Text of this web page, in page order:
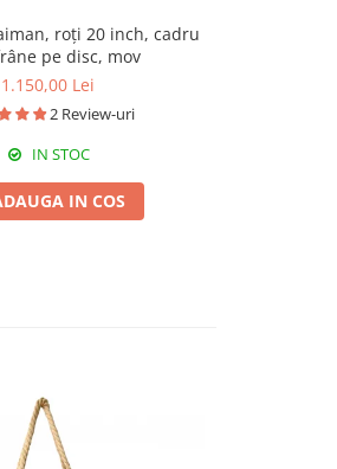
roți 20 inch, cadru
pe disc, mov
1.150,00 Lei
2 Review-uri
IN STOC
IN COS